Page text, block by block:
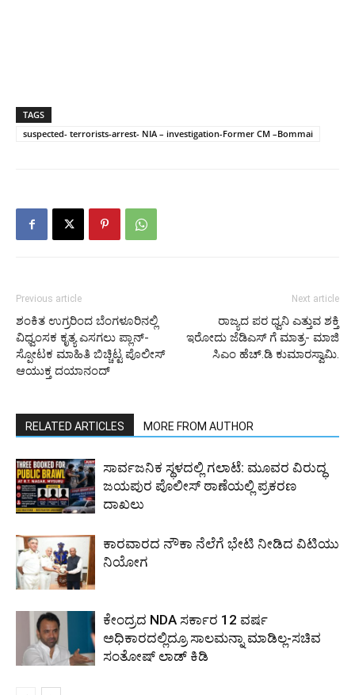
TAGS
suspected- terrorists-arrest- NIA – investigation-Former CM –Bommai
Previous article
ಶಂಕಿತ ಉಗ್ರರಿಂದ ಬೆಂಗಳೂರಿನಲ್ಲಿ
ವಿಧ್ವಂಸಕ ಕೃತ್ಯ ಎಸಗಲು ಪ್ಲಾನ್-
ಸ್ಪೋಟಕ ಮಾಹಿತಿ ಬಿಚ್ಚಿಟ್ಟ ಪೊಲೀಸ್
ಆಯುಕ್ತ ದಯಾನಂದ್
Next article
ರಾಜ್ಯದ ಪರ ಧ್ವನಿ ಎತ್ತುವ ಶಕ್ತಿ
ಇರೋದು ಜೆಡಿಎಸ್ ಗೆ ಮಾತ್ರ- ಮಾಜಿ
ಸಿಎಂ ಹೆಚ್.ಡಿ ಕುಮಾರಸ್ವಾಮಿ.
RELATED ARTICLES MORE FROM AUTHOR
ಸಾರ್ವಜನಿಕ ಸ್ಥಳದಲ್ಲಿ ಗಲಾಟೆ: ಮೂವರ ವಿರುದ್ಧ
ಜಯಪುರ ಪೊಲೀಸ್ ಠಾಣೆಯಲ್ಲಿ ಪ್ರಕರಣ
ದಾಖಲು
ಕಾರವಾರದ ನೌಕಾ ನೆಲೆಗೆ ಭೇಟಿ ನೀಡಿದ ವಿಟಿಯು
ನಿಯೋಗ
ಕೇಂದ್ರದ NDA ಸರ್ಕಾರ 12 ವರ್ಷ
ಅಧಿಕಾರದಲ್ಲಿದ್ರೂ ಸಾಲಮನ್ನಾ ಮಾಡಿಲ್ಲ-ಸಚಿವ
ಸಂತೋಷ್ ಲಾಡ್ ಕಿಡಿ